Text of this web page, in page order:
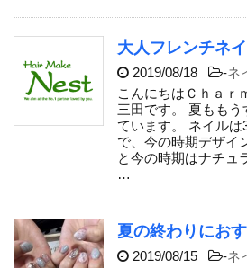
大人フレンチネ
2019/08/18 -ネ
こんにちはＣｈａ
三田です。 夏ももう
ています。 ネイル
で、今の時期デザイ
と今の時期はナチュ
…
夏の終わりにお
2019/08/15 -ネ